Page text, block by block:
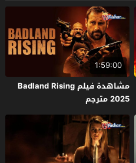
1:59:00
مشاهدة فيلم Badland Rising
2025 مترجم